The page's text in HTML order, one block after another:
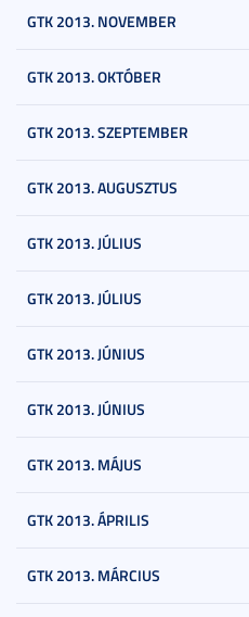
GTK 2013. NOVEMBER
GTK 2013. OKTÓBER
GTK 2013. SZEPTEMBER
GTK 2013. AUGUSZTUS
GTK 2013. JÚLIUS
GTK 2013. JÚLIUS
GTK 2013. JÚNIUS
GTK 2013. JÚNIUS
GTK 2013. MÁJUS
GTK 2013. ÁPRILIS
GTK 2013. MÁRCIUS